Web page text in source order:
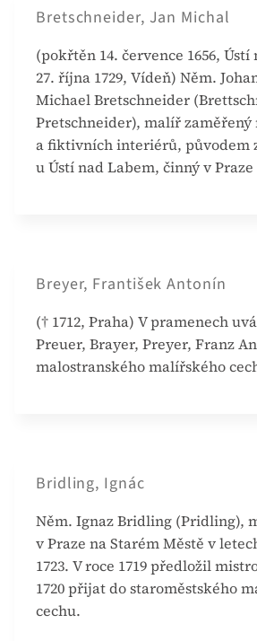
Bretschneider, Jan Michal
(pokřtěn 14. července 1656, Ústí
27. října 1729, Vídeň) Něm.
Michael Bretschneider
Pretschneider), malíř
a fiktivních interiérů, původem
u Ústí nad Labem, činný v
Breyer, František Antonín
(† 1712, Praha) V pramenech
Preuer, Brayer, Preyer, Franz
malostranského malířského
Bridling, Ignác
Něm. Ignaz Bridling (Pridling),
v Praze na Starém Městě v
1723. V roce 1719 předložil
1720 přijat do staroměstského
cechu.